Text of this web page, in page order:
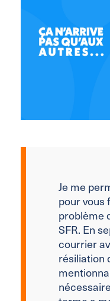
Je me
pour vous
problème
SFR. En
courrier
résiliation